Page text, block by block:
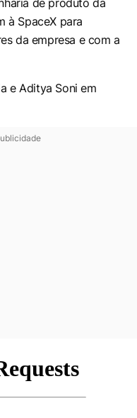
de produto da
à SpaceX para
da empresa e com a
e Aditya Soni em